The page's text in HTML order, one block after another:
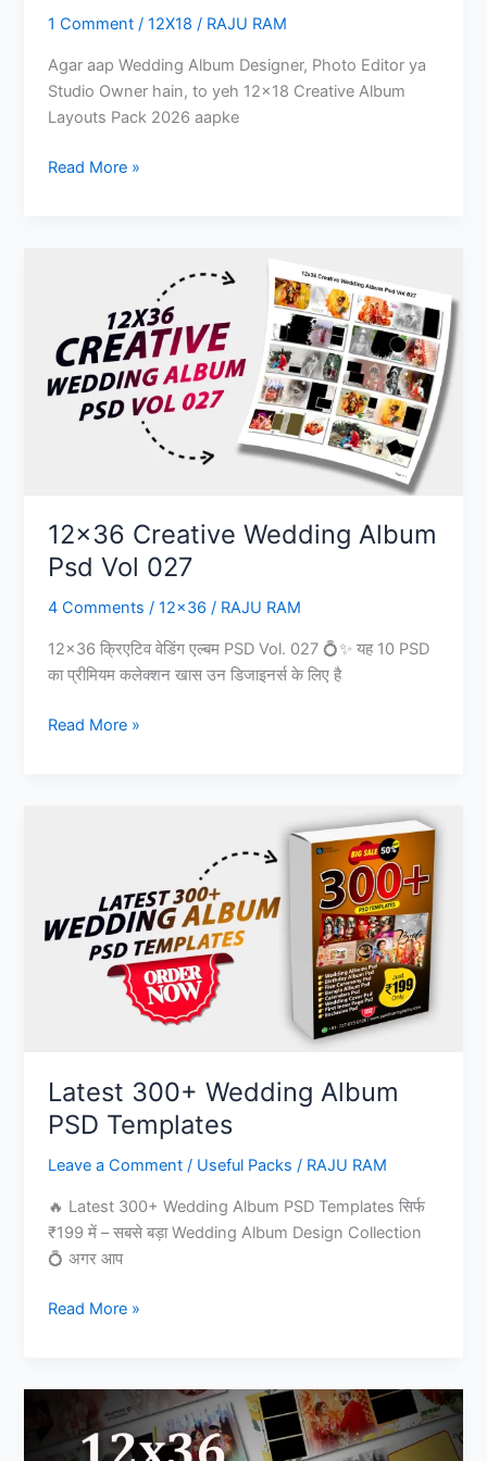
1 Comment /12X18 / RAJU RAM
Agar aap Wedding Album Designer, Photo Editor ya
Studio Owner hain, to yeh 12×18 Creative Album
Layouts Pack 2026 aapke
12×18
Read More »
12×36 Creative Wedding Album
Psd Vol 027
4 Comments /12x36 / RAJU RAM
12×36 क्रिएटिव वेडिंग एल्बम PSD Vol. 027 💍✨ यह 10 PSD
का प्रीमियम कलेक्शन खास उन डिजाइनर्स के लिए है
12×36
Read More »
Latest 300+ Wedding Album
PSD Templates
Leave a Comment / Useful Packs / RAJU RAM
🔥 Latest 300+ Wedding Album PSD Templates सिर्फ
₹199 में – सबसे बड़ा Wedding Album Design Collection
💍 अगर आप
Latest
Album
Templates
Read More »